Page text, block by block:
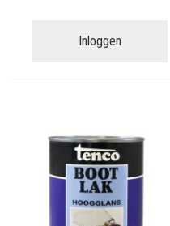
Inloggen